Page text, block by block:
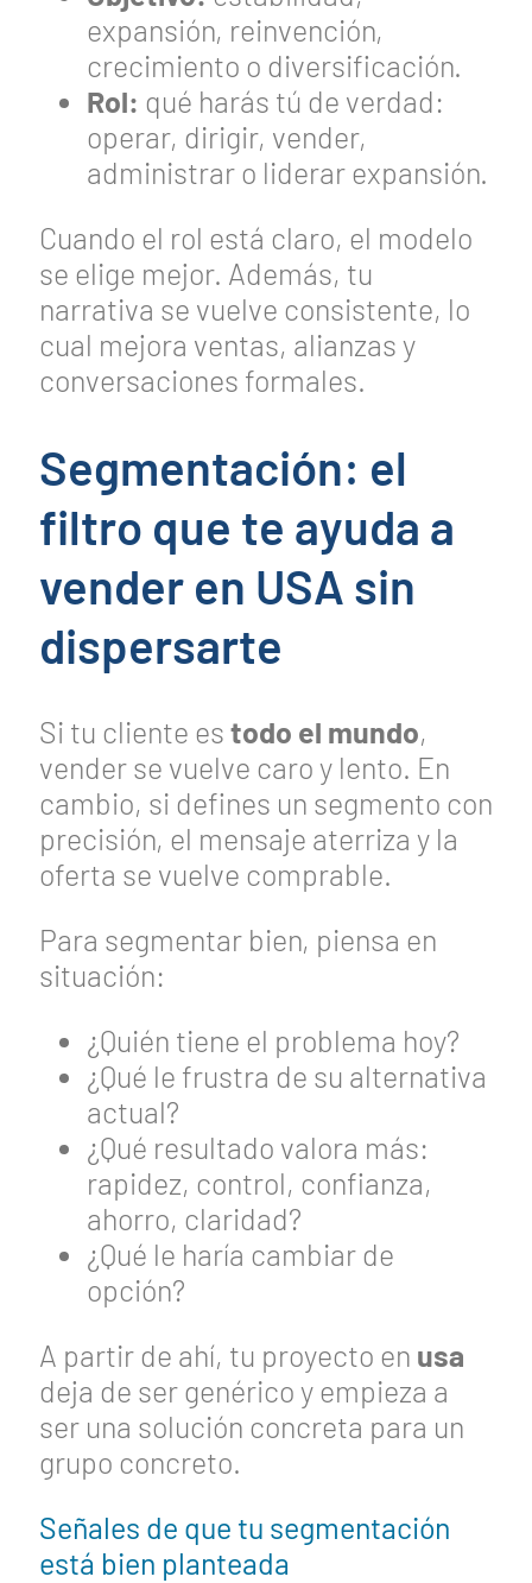
expansión, reinvención,
crecimiento o diversificación.
Rol: qué harás tú de verdad:
operar, dirigir, vender,
administrar o liderar expansión.
Cuando el rol está claro, el modelo
se elige mejor. Además, tu
narrativa se vuelve consistente, lo
cual mejora ventas, alianzas y
conversaciones formales.
Segmentación: el
filtro que te ayuda a
vender en USA sin
dispersarte
Si tu cliente es todo el mundo,
vender se vuelve caro y lento. En
cambio, si defines un segmento con
precisión, el mensaje aterriza y la
oferta se vuelve comprable.
Para segmentar bien, piensa en
situación:
¿Quién tiene el problema hoy?
¿Qué le frustra de su alternativa
actual?
¿Qué resultado valora más:
rapidez, control, confianza,
ahorro, claridad?
¿Qué le haría cambiar de
opción?
A partir de ahí, tu proyecto en usa
deja de ser genérico y empieza a
ser una solución concreta para un
grupo concreto.
Señales de que tu segmentación
está bien planteada